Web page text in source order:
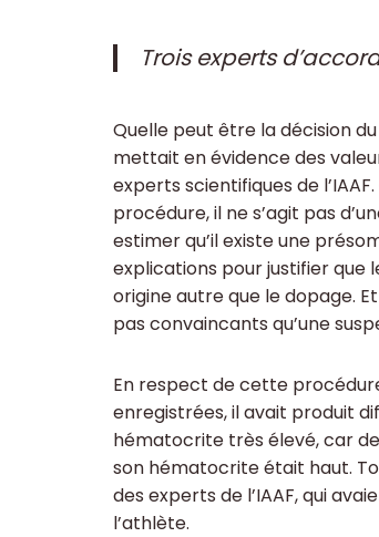
Trois experts
Quelle peut être la décision du
mettait en évidence des
experts scientifiques de
procédure, il ne s’agit pas
estimer qu’il existe une
explications pour justifier que
origine autre que le dopage.
pas convaincants qu’une
En respect de cette
enregistrées, il avait produit
hématocrite très élevé, car de
son hématocrite était haut.
des experts de l’IAAF, qui
l’athlète.